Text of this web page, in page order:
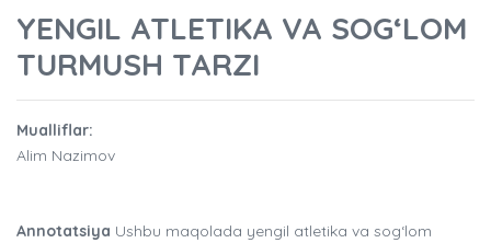
YENGIL ATLETIKA VA SOG‘LOM
TURMUSH TARZI
Mualliflar:
Alim Nazimov
Annotatsiya Ushbu maqolada yengil atletika va sog‘lom